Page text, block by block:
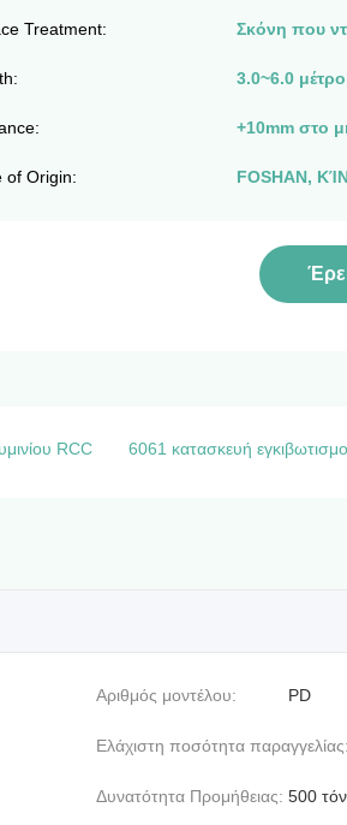
Treatment: Σκόνη που
3.0~6.0
+10mm στο
of Origin: FOSHAN,
RCC 6061 κατασκευή
Αριθμός μοντέλου: PD
Ελάχιστη ποσότητα παραγγελίας:
Δυνατότητα Προμήθειας: 500